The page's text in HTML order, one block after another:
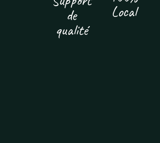
de
qualité
Local